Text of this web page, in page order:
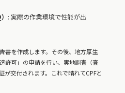
: 実際の作業環境で性能が出
書を作成します。その後、地方厚生
許可」の申請を行い、実地調査（査
が交付されます。これで晴れてCPFと